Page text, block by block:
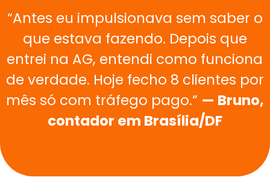
“Antes eu impulsionava sem saber o
que estava fazendo. Depois que
entrei na AG, entendi como funciona
de verdade. Hoje fecho 8 clientes por
mês só com tráfego pago.” — Bruno,
contador em Brasília/DF